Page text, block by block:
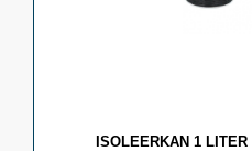
ISOLEERKAN 1